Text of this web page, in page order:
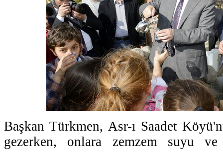
Başkan Türkmen, Asr-ı Saadet
gezerken, onlara zemzem suyu